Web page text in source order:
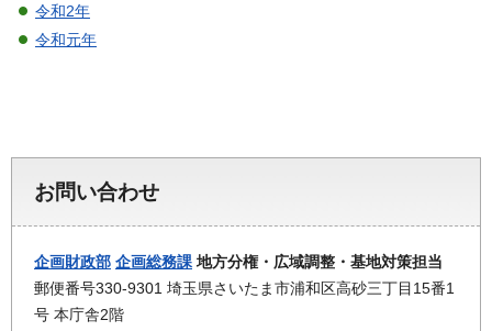
令和2年
令和元年
お問い合わせ
企画財政部 企画総務課 地方分権・広域調整・基地対策担当
郵便番号330-9301 埼玉県さいたま市浦和区高砂三丁目15番1
号 本庁舎2階